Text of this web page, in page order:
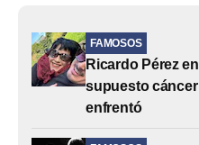
FAMOSOS
Ricardo Pérez
supuesto
enfrentó